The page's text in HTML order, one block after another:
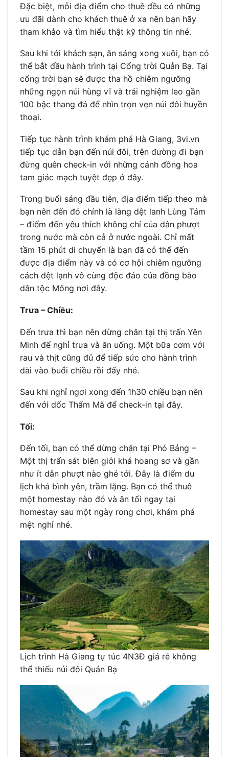
Đặc biệt, mỗi địa điểm cho thuê đều có những
ưu đãi dành cho khách thuê ở xa nên bạn hãy
tham khảo và tìm hiểu thật kỹ thông tin nhé.
Sau khi tới khách sạn, ăn sáng xong xuôi, bạn có
thể bắt đầu hành trình tại Cổng trời Quản Bạ. Tại
cổng trời bạn sẽ được tha hồ chiêm ngưỡng
những ngọn núi hùng vĩ và trải nghiệm leo gần
100 bậc thang đá để nhìn trọn vẹn núi đôi huyền
thoại.
Tiếp tục hành trình khám phá Hà Giang, 3vi.vn
tiếp tục dẫn bạn đến núi đôi, trên đường đi bạn
đừng quên check-in với những cánh đồng hoa
tam giác mạch tuyệt đẹp ở đây.
Trong buổi sáng đầu tiên, địa điểm tiếp theo mà
bạn nên đến đó chính là làng dệt lanh Lùng Tám
– điểm đến yêu thích không chỉ của dân phượt
trong nước mà còn cả ở nước ngoài. Chỉ mất
tầm 15 phút di chuyển là bạn đã có thể đến
được địa điểm này và có cơ hội chiêm ngưỡng
cách dệt lạnh vô cùng độc đáo của đồng bào
dân tộc Mông nơi đây.
Trưa – Chiều:
Đến trưa thì bạn nên dừng chân tại thị trấn Yên
Minh để nghỉ trưa và ăn uống. Một bữa cơm với
rau và thịt cũng đủ để tiếp sức cho hành trình
dài vào buổi chiều rồi đấy nhé.
Sau khi nghỉ ngơi xong đến 1h30 chiều bạn nên
đến với dốc Thẩm Mã để check-in tại đây.
Tối:
Đến tối, bạn có thể dừng chân tại Phó Bảng –
Một thị trấn sát biên giới khá hoang sơ và gần
như ít dân phượt nào ghé tới. Đây là điểm du
lịch khá bình yên, trầm lặng. Bạn có thể thuê
một homestay nào đó và ăn tối ngay tại
homestay sau một ngày rong chơi, khám phá
mệt nghỉ nhé.
Lịch trình Hà Giang tự túc 4N3Đ giá rẻ không
thể thiếu núi đôi Quản Bạ